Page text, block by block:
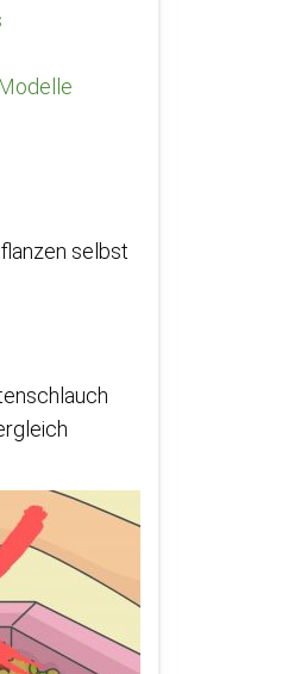
selbst